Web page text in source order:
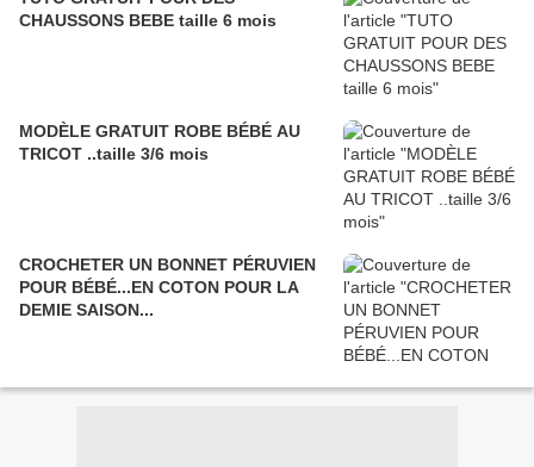
CHAUSSONS BEBE taille 6 mois
MODÈLE GRATUIT ROBE BÉBÉ AU
TRICOT ..taille 3/6 mois
CROCHETER UN BONNET PÉRUVIEN
POUR BÉBÉ...EN COTON POUR LA
DEMIE SAISON...